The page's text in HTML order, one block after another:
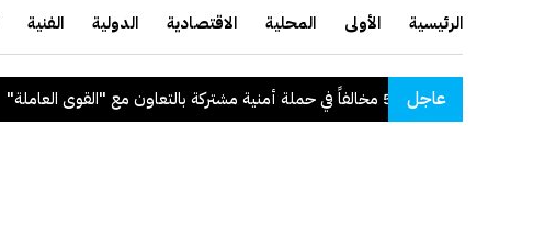
الرئيسية الأولى المحلية الاقتصادية الدولية الفنية
عاجل"الداخلية": ضبط 56 مخالفاً في حملة أمنية مشتركة بالتعاون مع "القوى العاملة" .